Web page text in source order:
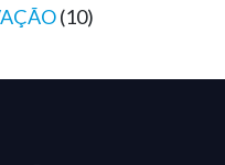
(10)